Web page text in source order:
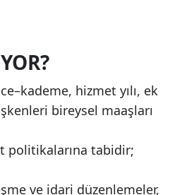
hizmet yılı, ek
bireysel maaşları
politikalarına tabidir;
ve idari düzenlemeler,